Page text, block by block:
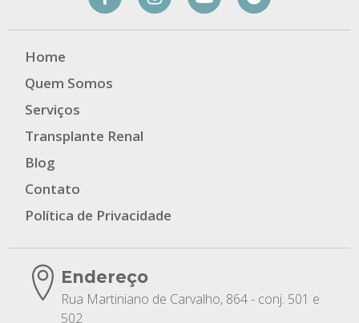
Home
Quem Somos
Serviços
Transplante Renal
Blog
Contato
Política de Privacidade
Endereço
Rua Martiniano de Carvalho, 864 - conj. 501 e
502